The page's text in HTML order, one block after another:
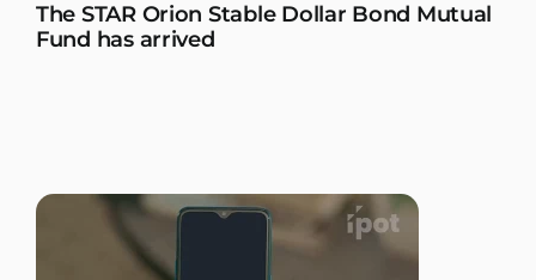
The STAR Orion Stable Dollar Bond Mutual
Fund has arrived